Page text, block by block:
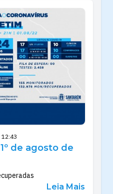
12:43
de agosto de
Leia Mais